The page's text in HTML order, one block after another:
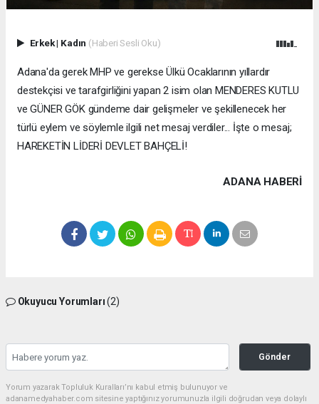
Erkek| Kadın (Haberi Sesli Oku)
Adana'da gerek MHP ve gerekse Ülkü Ocaklarının yıllardır
destekçisi ve tarafgirliğini yapan 2 isim olan MENDERES KUTLU
ve GÜNER GÖK gündeme dair gelişmeler ve şekillenecek her
türlü eylem ve söylemle ilgili net mesaj verdiler... İşte o mesaj;
HAREKETİN LİDERİ DEVLET BAHÇELİ!
ADANA HABERİ
Okuyucu Yorumları(2)
Gönder
Yorum yazarak Topluluk Kuralları’nı kabul etmiş bulunuyor ve
adanamedyahaber.com sitesine yaptığınız yorumunuzla ilgili doğrudan veya dolaylı